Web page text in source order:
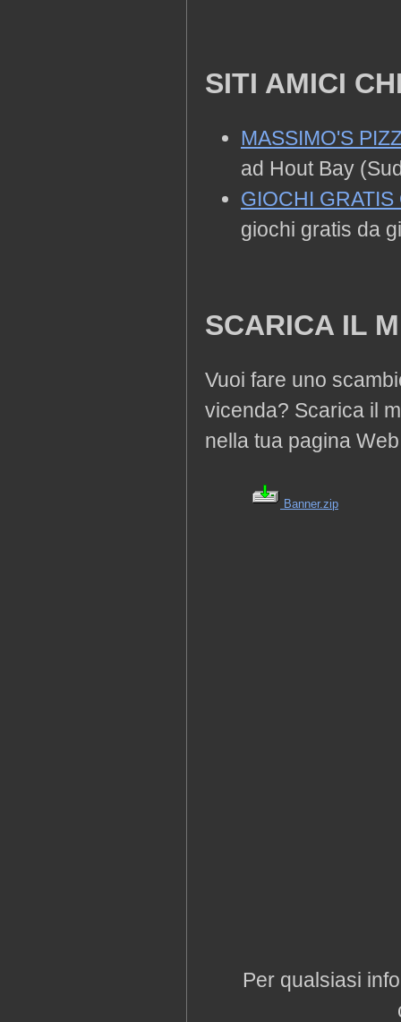
SITI AMICI
MASSIMO'S
ad Hout Bay
GIOCHI GRATIS
giochi gratis da
SCARICA IL
Vuoi fare uno
vicenda? Scarica il
nella tua pagina
Banner.zip
Per qualsiasi